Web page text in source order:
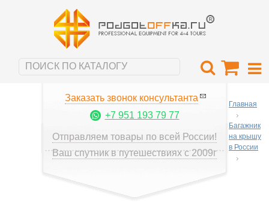
Заказать звонок консультанта
+7 951 193 79 77
Отправляем товары по всей России!
Ваш спутник в путешествиях с 2009г
Главная
Багажник
на крышу
в России